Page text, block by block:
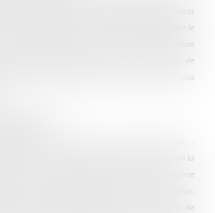
La loi n° 2026-103 du 19 février 2026 de finances
cette incertitude en pérennisant le dispositif dans le
publique. En contrepartie, une contribution
s'applique désormais sur la partie exonérée de
inciter les administrations à un usage plus
récente
n'est pas un droit pour l'agent :
un pouvoir discrétionnaire pour l'accorder ou la
qu'un contrôle restreint sur ce refus. L'absence
entache toutefois d'irrégularité la décision de refus.
a récemment admis que le consentement de